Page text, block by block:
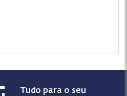
Tudo para o seu